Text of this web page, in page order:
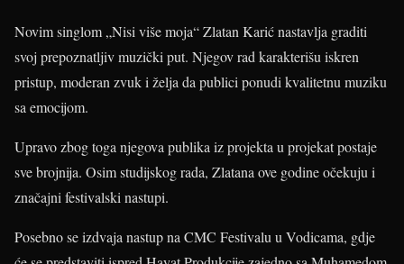
Novim singlom „Nisi više moja“ Zlatan Karić nastavlja graditi
svoj prepoznatljiv muzički put. Njegov rad karakterišu iskren
pristup, moderan zvuk i želja da publici ponudi kvalitetnu muziku
sa emocijom.
Upravo zbog toga njegova publika iz projekta u projekat postaje
sve brojnija. Osim studijskog rada, Zlatana ove godine očekuju i
značajni festivalski nastupi.
Posebno se izdvaja nastup na CMC Festivalu u Vodicama, gdje